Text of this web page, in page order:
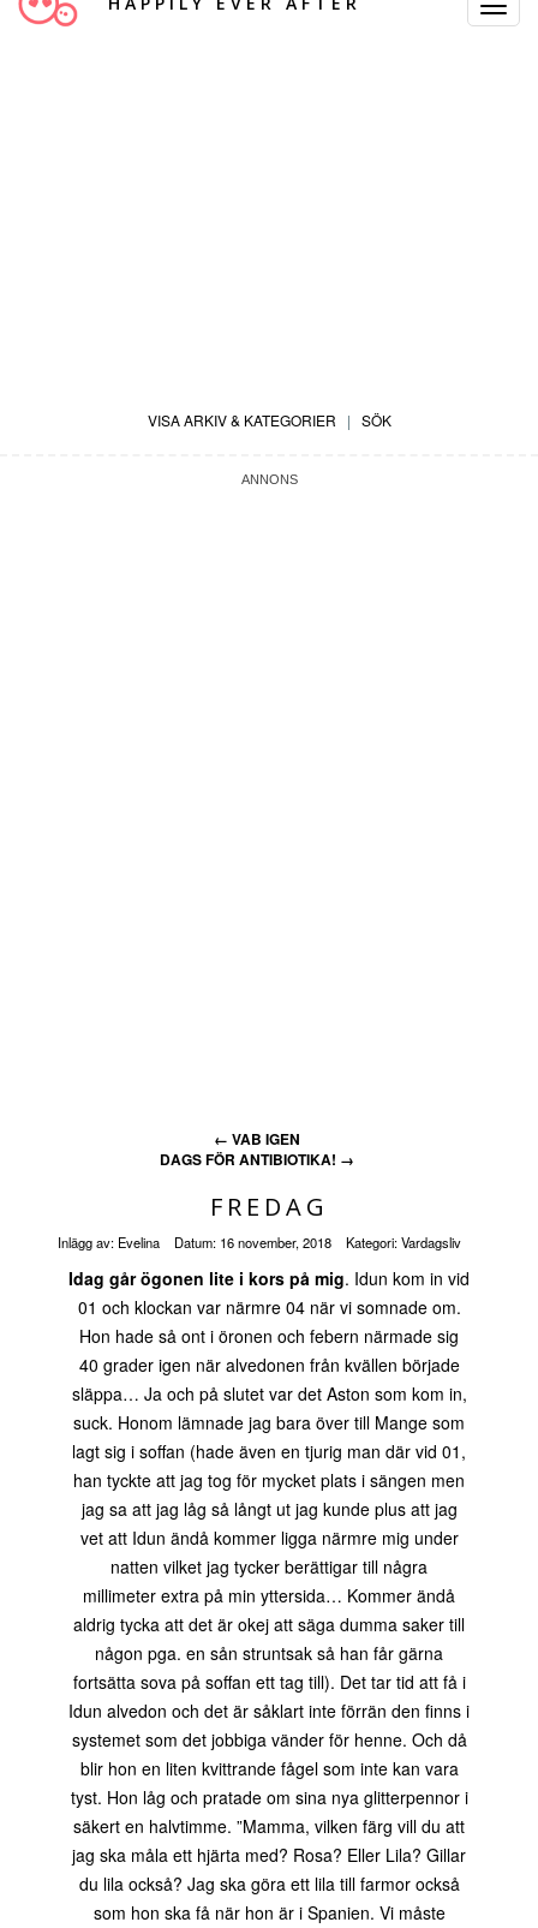
Toggle
VISA ARKIV & KATEGORIER | SÖK
← VAB IGEN
DAGS FÖR ANTIBIOTIKA! →
FREDAG
Inlägg av: Evelina Datum: 16 november, 2018 Kategori:Vardagsliv
Idag går ögonen lite i kors på mig. Idun kom in vid
01 och klockan var närmre 04 när vi somnade om.
Hon hade så ont i öronen och febern närmade sig
40 grader igen när alvedonen från kvällen började
släppa… Ja och på slutet var det Aston som kom in,
suck. Honom lämnade jag bara över till Mange som
lagt sig i soffan (hade även en tjurig man där vid 01,
han tyckte att jag tog för mycket plats i sängen men
jag sa att jag låg så långt ut jag kunde plus att jag
vet att Idun ändå kommer ligga närmre mig under
natten vilket jag tycker berättigar till några
millimeter extra på min yttersida… Kommer ändå
aldrig tycka att det är okej att säga dumma saker till
någon pga. en sån struntsak så han får gärna
fortsätta sova på soffan ett tag till). Det tar tid att få i
Idun alvedon och det är såklart inte förrän den finns i
systemet som det jobbiga vänder för henne. Och då
blir hon en liten kvittrande fågel som inte kan vara
tyst. Hon låg och pratade om sina nya glitterpennor i
säkert en halvtimme. ”Mamma, vilken färg vill du att
jag ska måla ett hjärta med? Rosa? Eller Lila? Gillar
du lila också? Jag ska göra ett lila till farmor också
som hon ska få när hon är i Spanien. Vi måste